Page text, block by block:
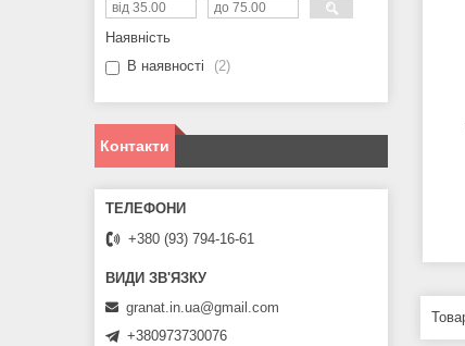
Наявність
В наявності
2
Контакти
+380 (93) 794-16-61
granat.in.ua@gmail.com
+380973730076